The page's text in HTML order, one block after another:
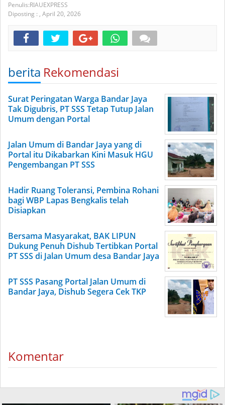
RIAUEXPRESS
Diposting : , April 20, 2026
berita Rekomendasi
Surat Peringatan Warga Bandar Jaya
Tak Digubris, PT SSS Tetap Tutup Jalan
Umum dengan Portal
Jalan Umum di Bandar Jaya yang di
Portal itu Dikabarkan Kini Masuk HGU
Pengembangan PT SSS
Hadir Ruang Toleransi, Pembina Rohani
bagi WBP Lapas Bengkalis telah
Disiapkan
Bersama Masyarakat, BAK LIPUN
Dukung Penuh Dishub Tertibkan Portal
PT SSS di Jalan Umum desa Bandar Jaya
PT SSS Pasang Portal Jalan Umum di
Bandar Jaya, Dishub Segera Cek TKP
Komentar